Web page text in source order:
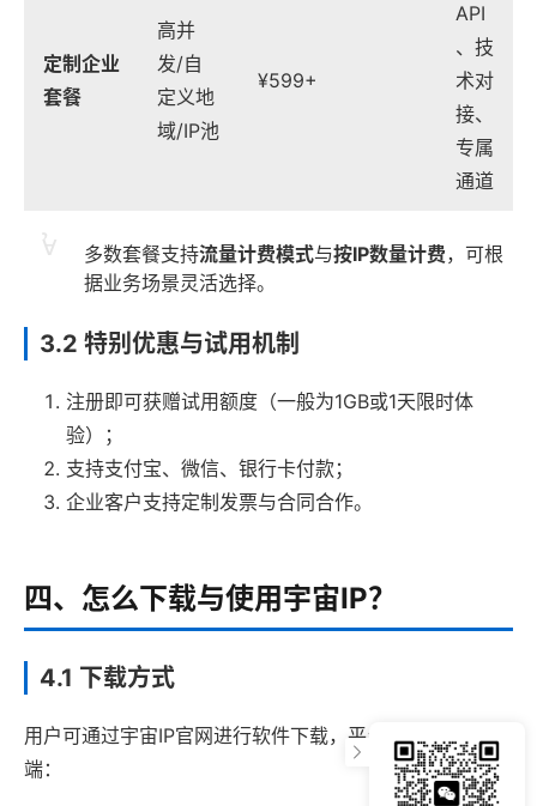
定制企业
套餐
高并
发/自
定义地
域/IP池
¥599+
API
、技
术对
接、
专属
通道
多数套餐支持流量计费模式与按IP数量计费，可根
据业务场景灵活选择。
3.2 特别优惠与试用机制
注册即可获赠试用额度（一般为1GB或1天限时体
验）；
支持支付宝、微信、银行卡付款；
企业客户支持定制发票与合同合作。
四、怎么下载与使用宇宙IP？
4.1 下载方式
用户可通过宇宙IP官网进行软件下载，平台支持多种终
端：